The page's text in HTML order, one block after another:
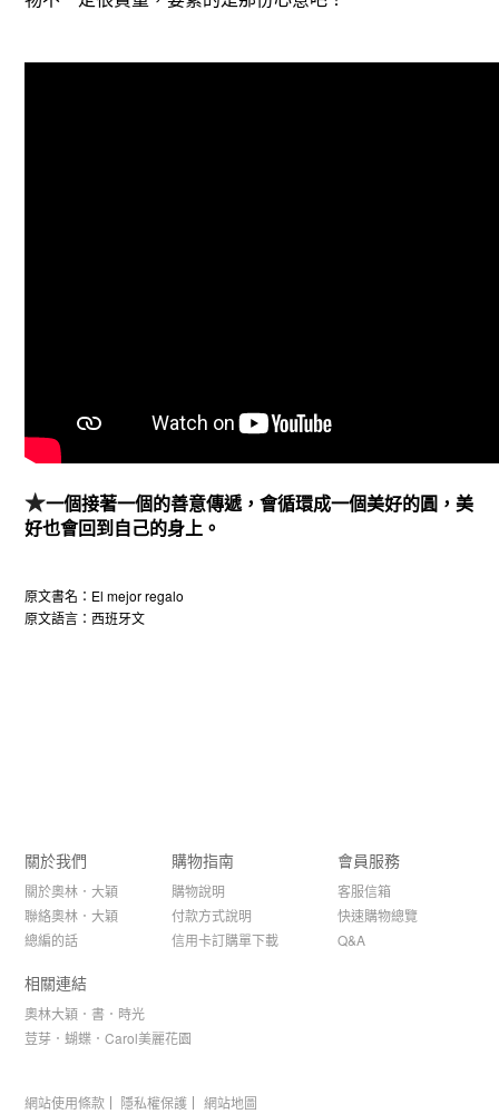
★一個接著一個的善意傳遞，會循環成一個美好的圓，美
好也會回到自己的身上。
原文書名：El mejor regalo
原文語言：西班牙文
關於我們
關於奧林．大穎
聯絡奧林．大穎
總編的話
購物指南
購物說明
付款方式說明
信用卡訂購單下載
會員服務
客服信箱
快速購物總覽
Q&A
相關連結
奧林大穎．書．時光
荳芽．蝴蝶．Carol美麗花園
網站使用條款 隱私權保護 網站地圖